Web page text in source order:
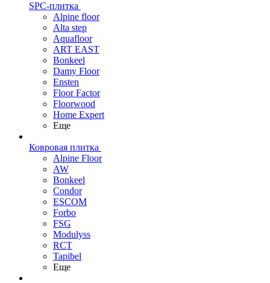
SPC-плитка
Alpine floor
Alta step
Aquafloor
ART EAST
Bonkeel
Damy Floor
Ensten
Floor Factor
Floorwood
Home Expert
Еще
Ковровая плитка
Alpine Floor
AW
Bonkeel
Condor
ESCOM
Forbo
FSG
Modulyss
RCT
Tapibel
Еще